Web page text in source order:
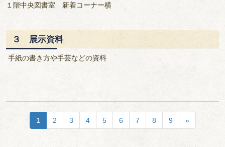
１階中央図書室 新着コーナー横
３ 展示資料
手紙の書き方や手芸などの資料
1 2 3 4 5 6 7 8 9 »